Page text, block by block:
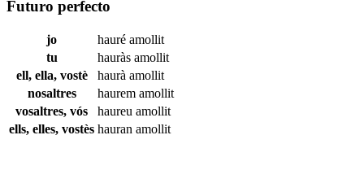
Futuro perfecto
jo hauré amollit
tu
hauràs amollit
ell, ella, vostè
haurà amollit
nosaltres
haurem amollit
vosaltres, vós
haureu amollit
ells, elles, vostès hauran amollit